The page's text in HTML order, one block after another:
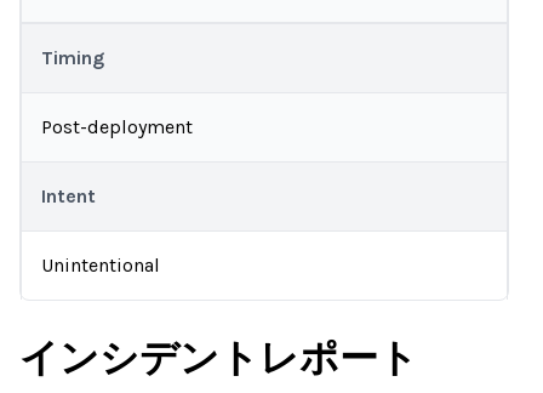
Timing
Post-deployment
Intent
Unintentional
インシデントレポート